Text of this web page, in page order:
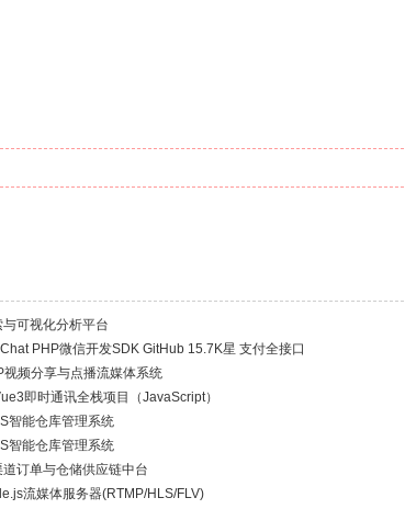
与可视化分析平台
PHP微信开发SDK GitHub 15.7K星 支付全接口
视频分享与点播流媒体系统
即时通讯全栈项目（JavaScript）
智能仓库管理系统
智能仓库管理系统
道订单与仓储供应链中台
流媒体服务器(RTMP/HLS/FLV)